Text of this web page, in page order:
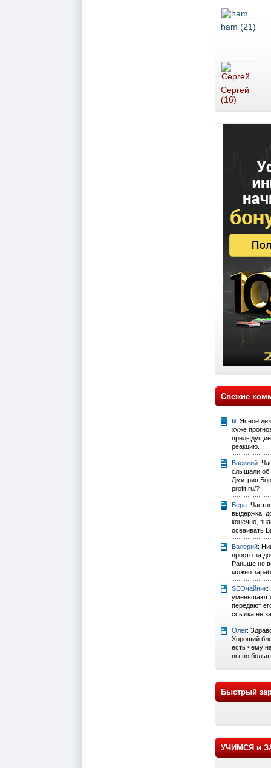
ham (21)
Сергей
(16)
Свежие
fil: Ясное
хуже
предыдущие
реакцию.
Василий:
слышали об
Дмитрия
profit.ru/?
Вера:
выдержка,
конечно,
осваивать
Валерий:
просто за
Раньше не
можно
SEOчайник:
уменьшают
передают
ссылка не
Олег:
Хороший
есть чему
вы по
Быстрый
УЧИМСЯ и